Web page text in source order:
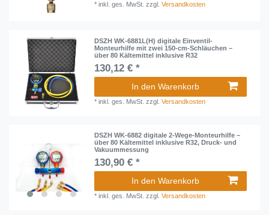
*inkl. ges. MwSt. zzgl.Versandkosten
DSZH WK-6881L(H) digitale Einventil-
Monteurhilfe mit zwei 150-cm-Schläuchen –
über 80 Kältemittel inklusive R32
130,12 € *
In den Warenkorb
*inkl. ges. MwSt. zzgl.Versandkosten
DSZH WK-6882 digitale 2-Wege-Monteurhilfe –
über 80 Kältemittel inklusive R32, Druck- und
Vakuummessung
130,90 € *
In den Warenkorb
*inkl. ges. MwSt. zzgl.Versandkosten